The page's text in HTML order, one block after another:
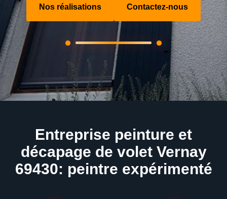
Nos réalisations Contactez-nous
Entreprise peinture et
décapage de volet Vernay
69430: peintre expérimenté